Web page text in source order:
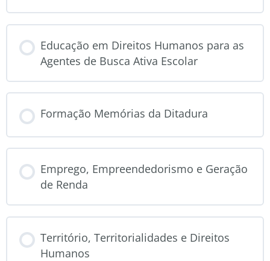
0% COMPLETO
Educação em Direitos Humanos para as
Agentes de Busca Ativa Escolar
0% COMPLETO
Formação Memórias da Ditadura
0% COMPLETO
Emprego, Empreendedorismo e Geração
de Renda
0% COMPLETO
Território, Territorialidades e Direitos
Humanos